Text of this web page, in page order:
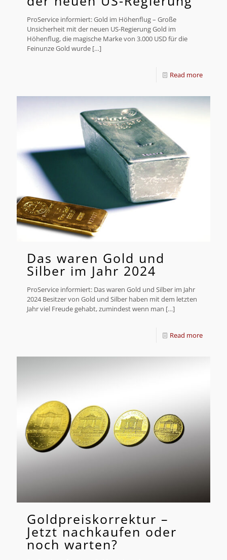
ProService informiert: Gold im Höhenflug – Große
Unsicherheit mit der neuen US-Regierung Gold im
Höhenflug, die magische Marke von 3.000 USD für die
Feinunze Gold wurde […]
Read more
Das waren Gold und
Silber im Jahr 2024
ProService informiert: Das waren Gold und Silber im Jahr
2024 Besitzer von Gold und Silber haben mit dem letzten
Jahr viel Freude gehabt, zumindest wenn man […]
Read more
Goldpreiskorrektur –
Jetzt nachkaufen oder
noch warten?